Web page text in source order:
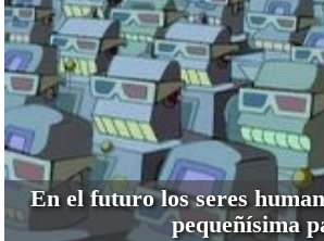
En el futuro los seres
pequeñísima